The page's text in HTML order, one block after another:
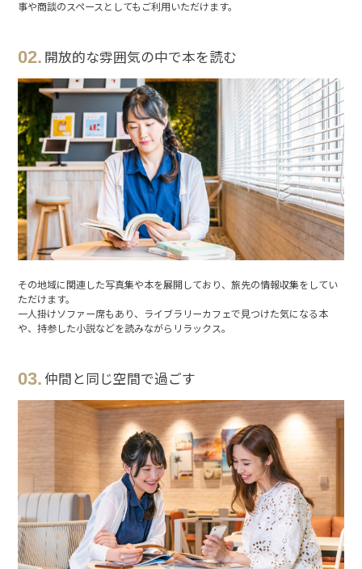
事や商談のスペースとしてもご利用いただけます。
02. 開放的な雰囲気の中で本を読む
その地域に関連した写真集や本を展開しており、旅先の情報収集をしてい
ただけます。
一人掛けソファー席もあり、ライブラリーカフェで見つけた気になる本
や、持参した小説などを読みながらリラックス。
03. 仲間と同じ空間で過ごす